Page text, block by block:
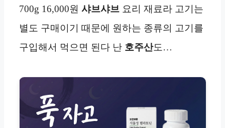
700g 16,000원 샤브샤브 요리 재료라 고기는
별도 구매이기 때문에 원하는 종류의 고기를
구입해서 먹으면 된다 난 호주산도…